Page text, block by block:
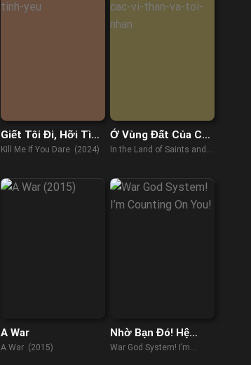
Giết Tôi Đi, Hỡi Tình
Yêu
Kill Me If You Dare (2024)
Ở Vùng Đất Của Các
Vị Thần Và Tội Nhân
In the Land of Saints and
A War
A War (2015)
Nhờ Bạn Đó! Hệ
Thống Chiến Thần
War God System! I’m